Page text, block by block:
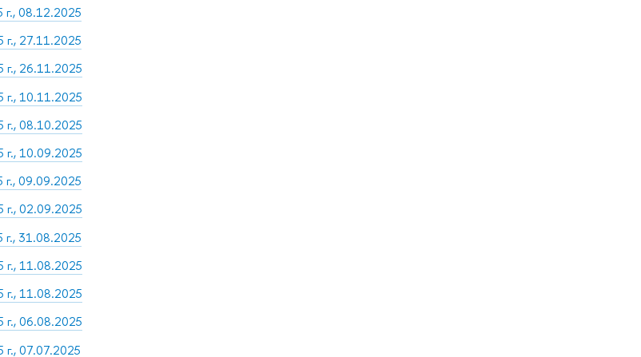
08.12.2025
27.11.2025
26.11.2025
10.11.2025
08.10.2025
10.09.2025
09.09.2025
02.09.2025
31.08.2025
11.08.2025
11.08.2025
06.08.2025
07.07.2025